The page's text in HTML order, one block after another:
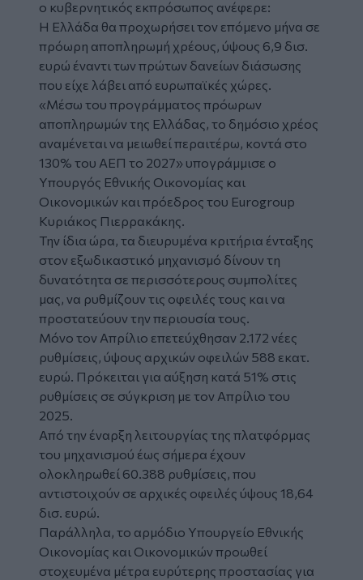
ο κυβερνητικός εκπρόσωπος ανέφερε:
Η Ελλάδα θα προχωρήσει τον επόμενο μήνα σε
πρόωρη αποπληρωμή χρέους, ύψους 6,9 δισ.
ευρώ έναντι των πρώτων δανείων διάσωσης
που είχε λάβει από ευρωπαϊκές χώρες.
«Μέσω του προγράμματος πρόωρων
αποπληρωμών της Ελλάδας, το δημόσιο χρέος
αναμένεται να μειωθεί περαιτέρω, κοντά στο
130% του ΑΕΠ το 2027» υπογράμμισε ο
Υπουργός Εθνικής Οικονομίας και
Οικονομικών και πρόεδρος του Eurogroup
Κυριάκος Πιερρακάκης.
Την ίδια ώρα, τα διευρυμένα κριτήρια ένταξης
στον εξωδικαστικό μηχανισμό δίνουν τη
δυνατότητα σε περισσότερους συμπολίτες
μας, να ρυθμίζουν τις οφειλές τους και να
προστατεύουν την περιουσία τους.
Μόνο τον Απρίλιο επετεύχθησαν 2.172 νέες
ρυθμίσεις, ύψους αρχικών οφειλών 588 εκατ.
ευρώ. Πρόκειται για αύξηση κατά 51% στις
ρυθμίσεις σε σύγκριση με τον Απρίλιο του
2025.
Από την έναρξη λειτουργίας της πλατφόρμας
του μηχανισμού έως σήμερα έχουν
ολοκληρωθεί 60.388 ρυθμίσεις, που
αντιστοιχούν σε αρχικές οφειλές ύψους 18,64
δισ. ευρώ.
Παράλληλα, το αρμόδιο Υπουργείο Εθνικής
Οικονομίας και Οικονομικών προωθεί
στοχευμένα μέτρα ευρύτερης προστασίας για